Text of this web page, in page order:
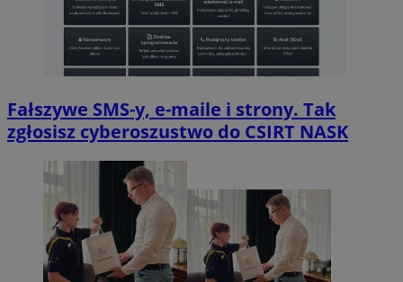
Fałszywe SMS-y, e-maile i strony. Tak
zgłosisz cyberoszustwo do CSIRT NASK